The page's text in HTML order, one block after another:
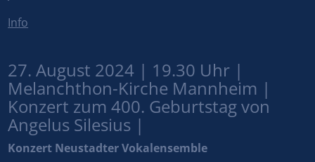
Info
27. August 2024 | 19.30 Uhr |
Melanchthon-Kirche Mannheim |
Konzert zum 400. Geburtstag von
Angelus Silesius |
Konzert Neustadter Vokalensemble